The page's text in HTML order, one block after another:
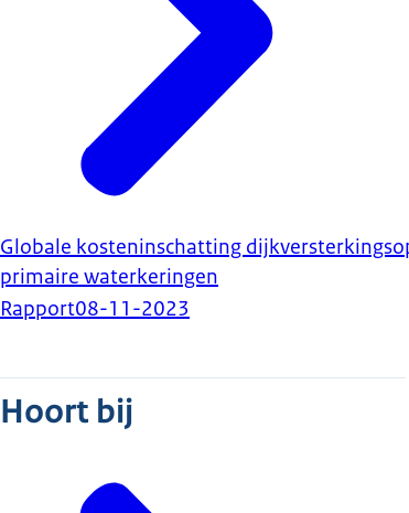
Globale kosteninschatting
primaire waterkeringen
Rapport08-11-2023
Hoort bij